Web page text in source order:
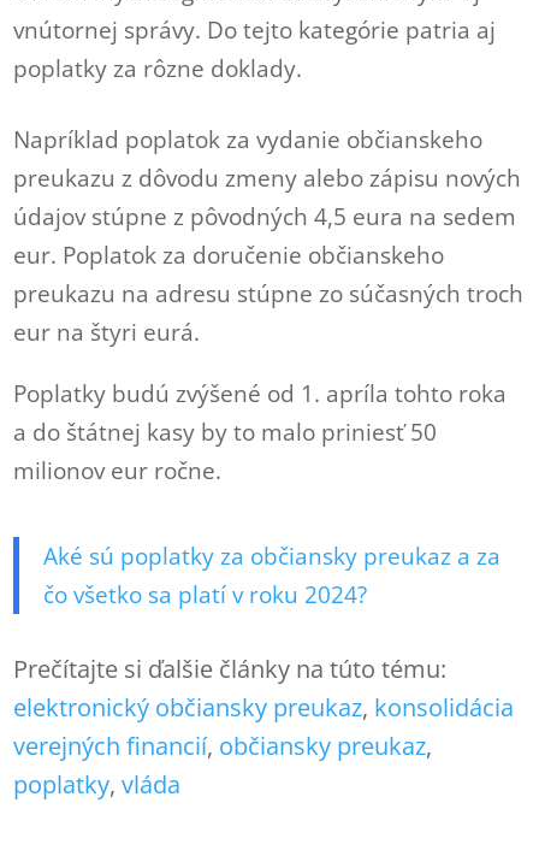
vnútornej správy. Do tejto kategórie patria aj
poplatky za rôzne doklady.
Napríklad poplatok za vydanie občianskeho
preukazu z dôvodu zmeny alebo zápisu nových
údajov stúpne z pôvodných 4,5 eura na sedem
eur. Poplatok za doručenie občianskeho
preukazu na adresu stúpne zo súčasných troch
eur na štyri eurá.
Poplatky budú zvýšené od 1. apríla tohto roka
a do štátnej kasy by to malo priniesť 50
milionov eur ročne.
Aké sú poplatky za občiansky preukaz a za
čo všetko sa platí v roku 2024?
Prečítajte si ďalšie články na túto tému:
elektronický občiansky preukaz, konsolidácia
verejných financií, občiansky preukaz
poplatky, vláda